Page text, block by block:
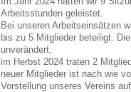
Arbeitsstunden geleistet.
Bei unseren Arbeitseinsätzen
bis zu 5 Mitglieder beteiligt.
unverändert,
im Herbst 2024 traten 2
neuer Mitglieder ist nach wie
Vorstellung unseres Vereins